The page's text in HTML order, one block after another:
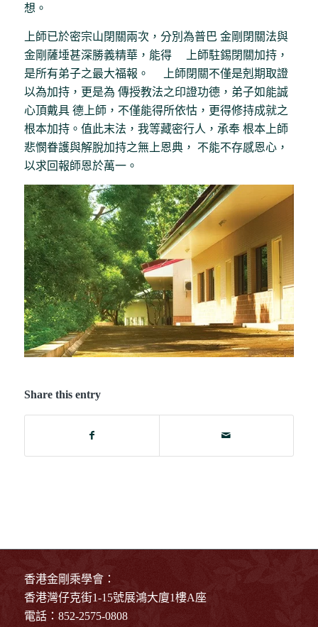
想。
上師已於密宗山閉關兩次，分別為普巴 金剛閉關法與
金剛薩埵甚深勝義精華，能得 上師駐錫閉關加持，
是所有弟子之最大福報。 上師閉關不僅是剋期取證
以為加持，更是為 傳授教法之印證功德，弟子如能誠
心頂戴具 德上師，不僅能得所依怙，更得修持成就之
根本加持。值此末法，我等藏密行人，承奉 根本上師
悲憫眷護與解脫加持之無上恩典， 不能不存感恩心，
以求回報師恩於萬一。
Share this entry
香港金剛乘學會：
香港灣仔克街1-15號展鴻大廈1樓A座
電話：852-2575-0808